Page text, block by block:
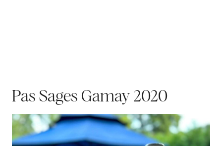
Pas Sages Gamay 2020